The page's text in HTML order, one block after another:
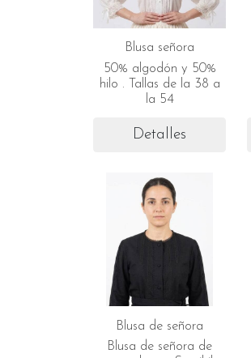
Blusa señora
50% algodón y 50%
hilo . Tallas de la 38 a
la 54
Detalles
Blusa de señora
Blusa de señora de